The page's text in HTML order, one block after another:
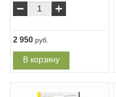
− +
2 950 руб.
В корзину